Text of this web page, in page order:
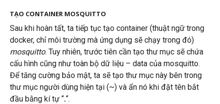
TẠO CONTAINER MOSQUITTO
Sau khi hoàn tất, ta tiếp tục tạo container (thuật ngữ trong
docker, chỉ môi trường mà ứng dụng sẽ chạy trong đó)
mosquitto. Tuy nhiên, trước tiên cần tạo thư mục sẽ chứa
cấu hình cũng như toàn bộ dữ liệu – data của mosquitto.
Để tăng cường bảo mật, ta sẽ tạo thư mục này bên trong
thư mục người dùng hiện tại (~) và ẩn nó khi đặt tên bắt
đầu bằng kí tự “.“.